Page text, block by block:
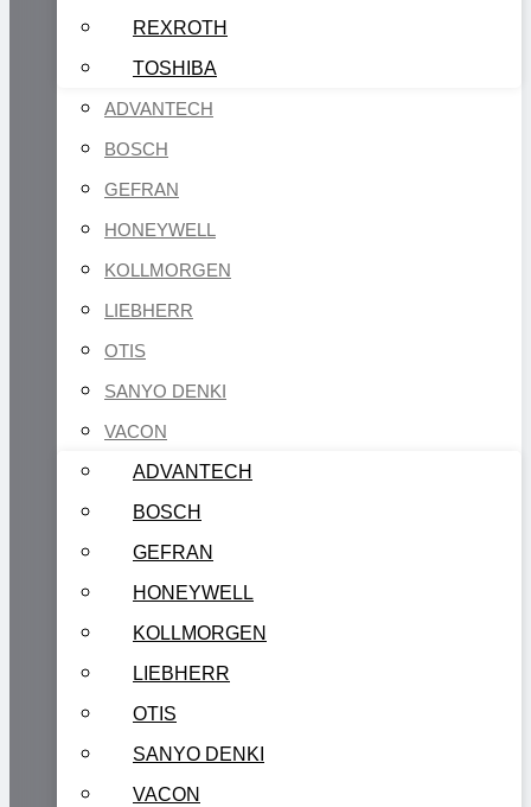
REXROTH
TOSHIBA
ADVANTECH
BOSCH
GEFRAN
HONEYWELL
KOLLMORGEN
LIEBHERR
OTIS
SANYO DENKI
VACON
ADVANTECH
BOSCH
GEFRAN
HONEYWELL
KOLLMORGEN
LIEBHERR
OTIS
SANYO DENKI
VACON